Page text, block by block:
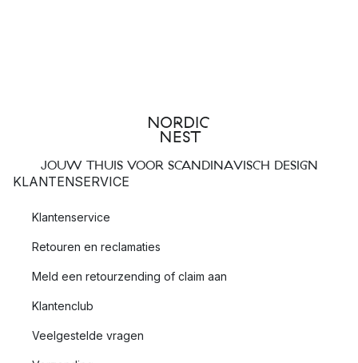
JOUW THUIS VOOR SCANDINAVISCH DESIGN
KLANTENSERVICE
Klantenservice
Retouren en reclamaties
Meld een retourzending of claim aan
Klantenclub
Veelgestelde vragen